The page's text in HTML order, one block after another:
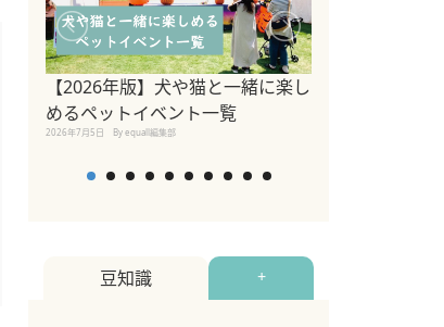
【2026年版】犬や猫と一緒に楽し
めるペットイベント一覧
2026年7月5日 By equall編集部
豆知識 +